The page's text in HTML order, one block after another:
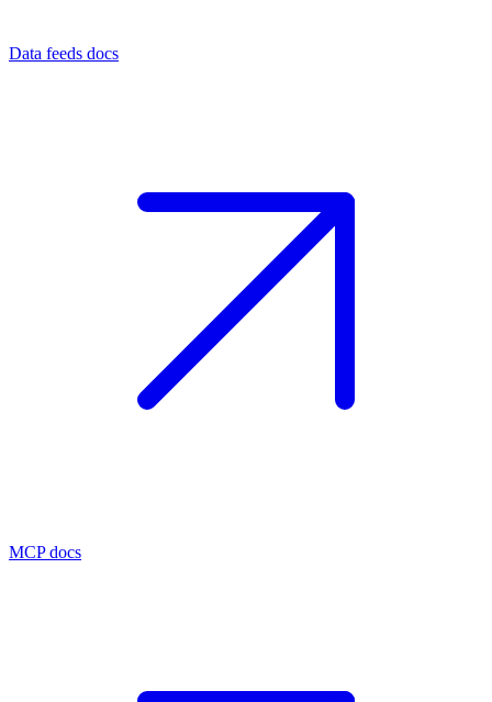
Data feeds docs
MCP docs